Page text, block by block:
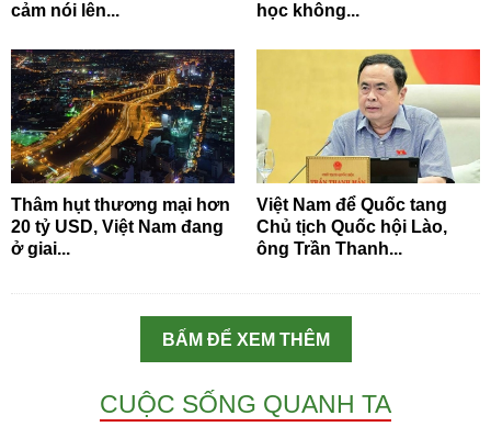
cảm nói lên...
học không...
Thâm hụt thương mại hơn
20 tỷ USD, Việt Nam đang
ở giai...
Việt Nam để Quốc tang
Chủ tịch Quốc hội Lào,
ông Trần Thanh...
BẤM ĐỂ XEM THÊM
CUỘC SỐNG QUANH TA